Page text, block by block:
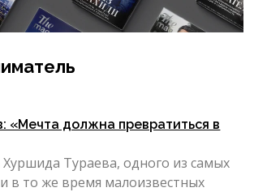
«Мечта должна превратиться в
Хуршида Тураева, одного из самых
в то же время малоизвестных